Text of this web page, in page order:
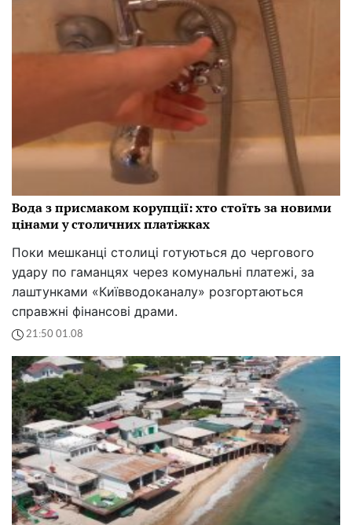
Вода з присмаком корупції: хто стоїть за новими
цінами у столичних платіжках
Поки мешканці столиці готуються до чергового
удару по гаманцях через комунальні платежі, за
лаштунками «Київводоканалу» розгортаються
справжні фінансові драми.
21:50 01.08